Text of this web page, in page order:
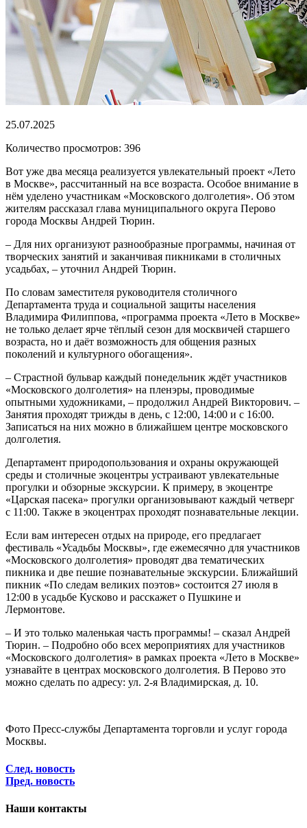
25.07.2025
Количество просмотров: 396
Вот уже два месяца реализуется увлекательный проект «Лето
в Москве», рассчитанный на все возраста. Особое внимание в
нём уделено участникам «Московского долголетия». Об этом
жителям рассказал глава муниципального округа Перово
города Москвы Андрей Тюрин.
– Для них организуют разнообразные программы, начиная от
творческих занятий и заканчивая пикниками в столичных
усадьбах, – уточнил Андрей Тюрин.
По словам заместителя руководителя столичного
Департамента труда и социальной защиты населения
Владимира Филиппова, «программа проекта «Лето в Москве»
не только делает ярче тёплый сезон для москвичей старшего
возраста, но и даёт возможность для общения разных
поколений и культурного обогащения».
– Страстной бульвар каждый понедельник ждёт участников
«Московского долголетия» на пленэры, проводимые
опытными художниками, – продолжил Андрей Викторович. –
Занятия проходят трижды в день, с 12:00, 14:00 и с 16:00.
Записаться на них можно в ближайшем центре московского
долголетия.
Департамент природопользования и охраны окружающей
среды и столичные экоцентры устраивают увлекательные
прогулки и обзорные экскурсии. К примеру, в экоцентре
«Царская пасека» прогулки организовывают каждый четверг
с 11:00. Также в экоцентрах проходят познавательные лекции.
Если вам интересен отдых на природе, его предлагает
фестиваль «Усадьбы Москвы», где ежемесячно для участников
«Московского долголетия» проводят два тематических
пикника и две пешие познавательные экскурсии. Ближайший
пикник «По следам великих поэтов» состоится 27 июля в
12:00 в усадьбе Кусково и расскажет о Пушкине и
Лермонтове.
– И это только маленькая часть программы! – сказал Андрей
Тюрин. – Подробно обо всех мероприятиях для участников
«Московского долголетия» в рамках проекта «Лето в Москве»
узнавайте в центрах московского долголетия. В Перово это
можно сделать по адресу: ул. 2-я Владимирская, д. 10.
Фото Пресс-службы Департамента торговли и услуг города
Москвы.
След. новость
Пред. новость
Наши контакты